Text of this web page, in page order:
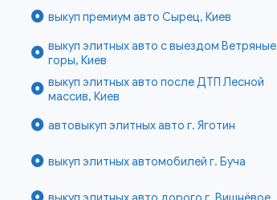
выкуп премиум авто Сырец, Киев
выкуп элитных авто с выездом Ветряные
горы, Киев
выкуп элитных авто после ДТП Лесной
массив, Киев
автовыкуп элитных авто г. Яготин
выкуп элитных автомобилей г. Буча